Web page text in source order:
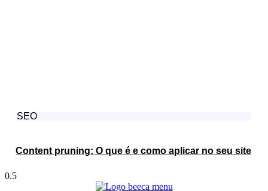
SEO
Content pruning: O que é e como aplicar no seu site